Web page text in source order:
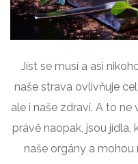
Jíst se musí a asi
naše strava ovlivňuje
ale i naše zdraví. A to ne
právě naopak, jsou
naše orgány a